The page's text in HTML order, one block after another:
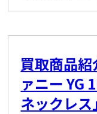
買取商品
ァニー YG
ネックレス」